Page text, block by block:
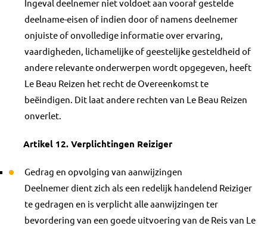
Ingeval deelnemer niet voldoet aan vooraf gestelde
deelname-eisen of indien door of namens deelnemer
onjuiste of onvolledige informatie over ervaring,
vaardigheden, lichamelijke of geestelijke gesteldheid of
andere relevante onderwerpen wordt opgegeven, heeft
Le Beau Reizen het recht de Overeenkomst te
beëindigen. Dit laat andere rechten van Le Beau Reizen
onverlet.
Artikel 12. Verplichtingen Reiziger
Gedrag en opvolging van aanwijzingen
Deelnemer dient zich als een redelijk handelend Reiziger
te gedragen en is verplicht alle aanwijzingen ter
bevordering van een goede uitvoering van de Reis van Le